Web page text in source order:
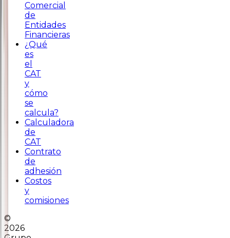
Comercial
de
Entidades
Financieras
¿Qué
es
el
CAT
y
cómo
se
calcula?
Calculadora
de
CAT
Contrato
de
adhesión
Costos
y
comisiones
©
2026